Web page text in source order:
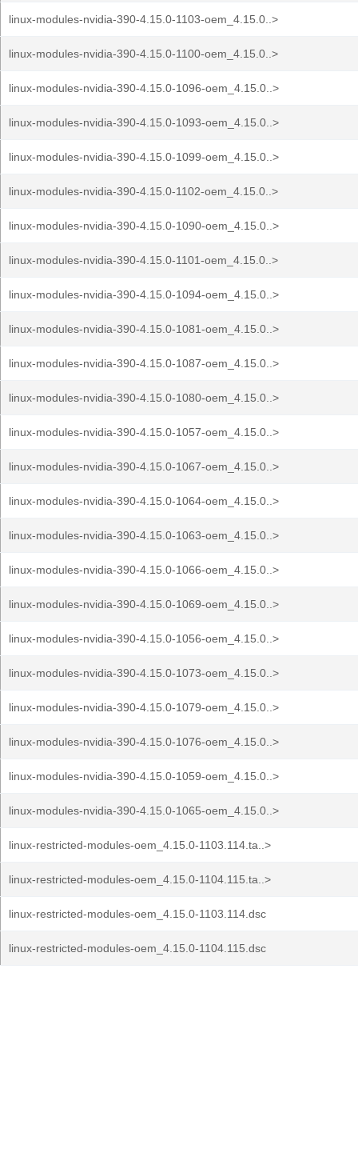
linux-modules-nvidia-390-4.15.0-1103-oem_4.15.0..>
linux-modules-nvidia-390-4.15.0-1100-oem_4.15.0..>
linux-modules-nvidia-390-4.15.0-1096-oem_4.15.0..>
linux-modules-nvidia-390-4.15.0-1093-oem_4.15.0..>
linux-modules-nvidia-390-4.15.0-1099-oem_4.15.0..>
linux-modules-nvidia-390-4.15.0-1102-oem_4.15.0..>
linux-modules-nvidia-390-4.15.0-1090-oem_4.15.0..>
linux-modules-nvidia-390-4.15.0-1101-oem_4.15.0..>
linux-modules-nvidia-390-4.15.0-1094-oem_4.15.0..>
linux-modules-nvidia-390-4.15.0-1081-oem_4.15.0..>
linux-modules-nvidia-390-4.15.0-1087-oem_4.15.0..>
linux-modules-nvidia-390-4.15.0-1080-oem_4.15.0..>
linux-modules-nvidia-390-4.15.0-1057-oem_4.15.0..>
linux-modules-nvidia-390-4.15.0-1067-oem_4.15.0..>
linux-modules-nvidia-390-4.15.0-1064-oem_4.15.0..>
linux-modules-nvidia-390-4.15.0-1063-oem_4.15.0..>
linux-modules-nvidia-390-4.15.0-1066-oem_4.15.0..>
linux-modules-nvidia-390-4.15.0-1069-oem_4.15.0..>
linux-modules-nvidia-390-4.15.0-1056-oem_4.15.0..>
linux-modules-nvidia-390-4.15.0-1073-oem_4.15.0..>
linux-modules-nvidia-390-4.15.0-1079-oem_4.15.0..>
linux-modules-nvidia-390-4.15.0-1076-oem_4.15.0..>
linux-modules-nvidia-390-4.15.0-1059-oem_4.15.0..>
linux-modules-nvidia-390-4.15.0-1065-oem_4.15.0..>
linux-restricted-modules-oem_4.15.0-1103.114.ta..>
linux-restricted-modules-oem_4.15.0-1104.115.ta..>
linux-restricted-modules-oem_4.15.0-1103.114.dsc
linux-restricted-modules-oem_4.15.0-1104.115.dsc